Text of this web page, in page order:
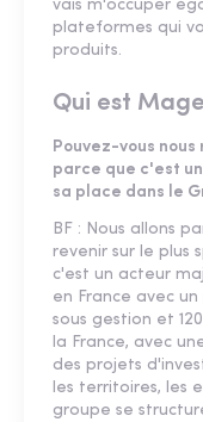
vais m'occuper
plateformes qui
produits.
Qui est
Pouvez-vous
parce que c'est
sa place dans le
BF : Nous allons
revenir sur le plus
c'est un acteur
en France avec
sous gestion et
la France, avec
des projets
les territoires, les
groupe se